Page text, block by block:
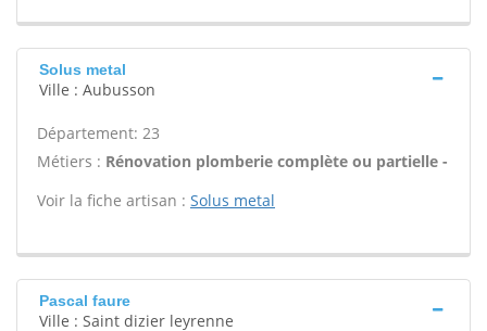
Solus metal
Ville : Aubusson
Département: 23
Métiers : Rénovation plomberie complète ou partielle -
Voir la fiche artisan : Solus metal
Pascal faure
Ville : Saint dizier leyrenne